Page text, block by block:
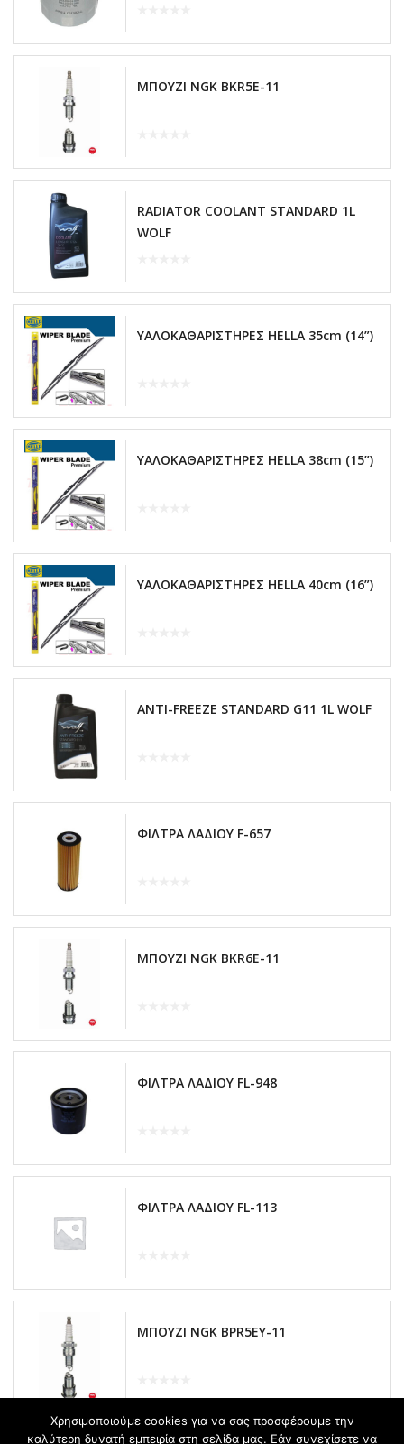
ΜΠΟΥΖΙ NGK BKR5E-11
RADIATOR COOLANT STANDARD 1L
WOLF
ΥΑΛΟΚΑΘΑΡΙΣΤΗΡΕΣ HELLA 35cm (14”)
ΥΑΛΟΚΑΘΑΡΙΣΤΗΡΕΣ HELLA 38cm (15”)
ΥΑΛΟΚΑΘΑΡΙΣΤΗΡΕΣ HELLA 40cm (16”)
ANTI-FREEZE STANDARD G11 1L WOLF
ΦΙΛΤΡΑ ΛΑΔΙΟΥ F-657
ΜΠΟΥΖΙ NGK BKR6E-11
ΦΙΛΤΡΑ ΛΑΔΙΟΥ FL-948
ΦΙΛΤΡΑ ΛΑΔΙΟΥ FL-113
ΜΠΟΥΖΙ NGK BPR5EY-11
Χρησιμοποιούμε cookies για να σας προσφέρουμε την
καλύτερη δυνατή εμπειρία στη σελίδα μας. Εάν συνεχίσετε να